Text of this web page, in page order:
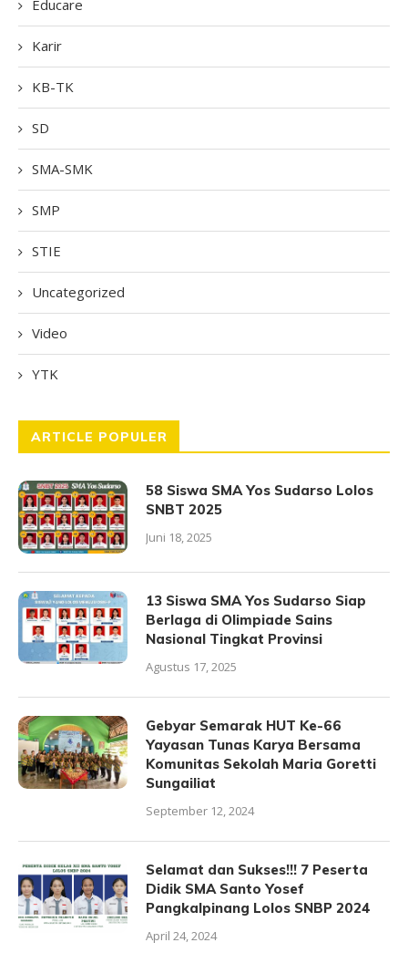
Educare
Karir
KB-TK
SD
SMA-SMK
SMP
STIE
Uncategorized
Video
YTK
ARTICLE POPULER
58 Siswa SMA Yos Sudarso Lolos
SNBT 2025
Juni 18, 2025
13 Siswa SMA Yos Sudarso Siap
Berlaga di Olimpiade Sains
Nasional Tingkat Provinsi
Agustus 17, 2025
Gebyar Semarak HUT Ke-66
Yayasan Tunas Karya Bersama
Komunitas Sekolah Maria Goretti
Sungailiat
September 12, 2024
Selamat dan Sukses!!! 7 Peserta
Didik SMA Santo Yosef
Pangkalpinang Lolos SNBP 2024
April 24, 2024